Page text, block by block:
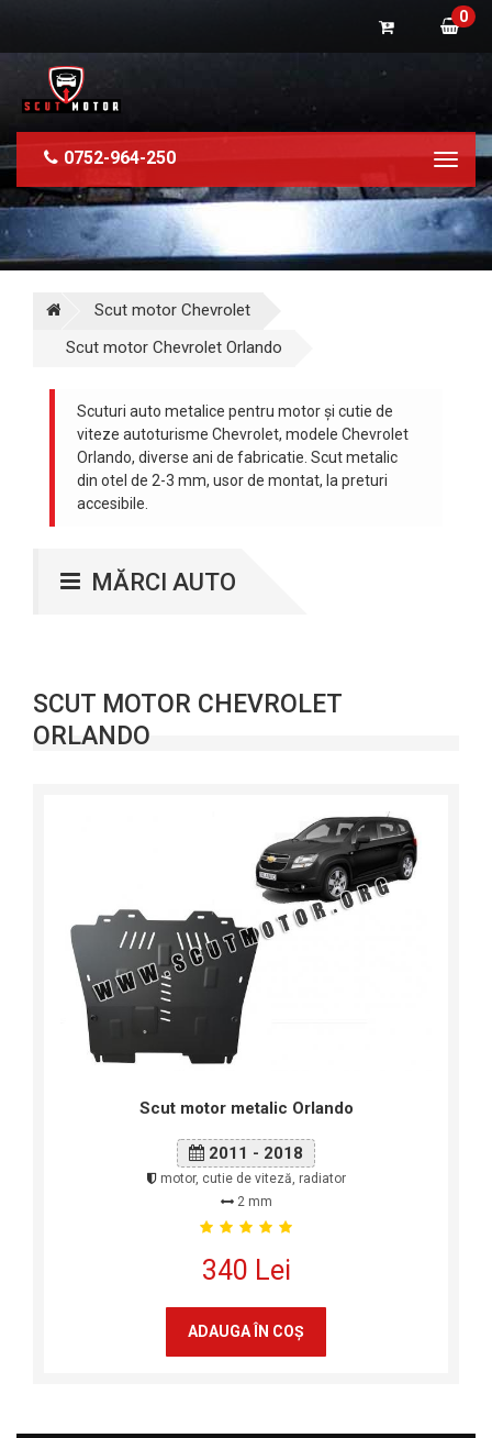
0
0752-964-250
Scut motor Chevrolet
Scut motor Chevrolet Orlando
Scuturi auto metalice pentru motor și cutie de
viteze autoturisme Chevrolet, modele Chevrolet
Orlando, diverse ani de fabricatie. Scut metalic
din otel de 2-3 mm, usor de montat, la preturi
accesibile.
MĂRCI AUTO
SCUT MOTOR CHEVROLET
ORLANDO
Scut motor metalic Orlando
2011 - 2018
motor, cutie de viteză, radiator
2 mm
340 Lei
ADAUGA ÎN COŞ